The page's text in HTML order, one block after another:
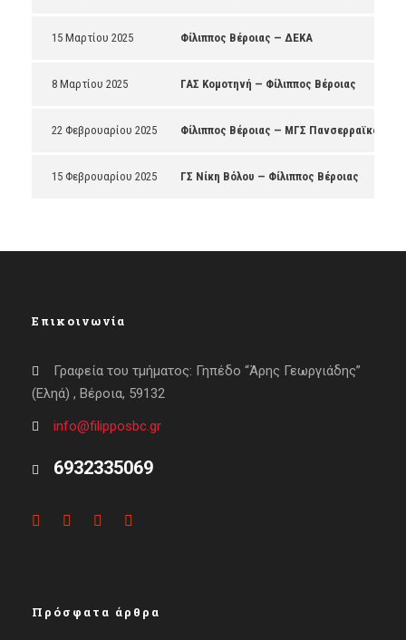
15 Μαρτίου 2025 Φίλιππος Βέροιας — ΔΕΚΑ
8 Μαρτίου 2025 ΓΑΣ Κομοτηνή — Φίλιππος Βέροιας
22 Φεβρουαρίου 2025 Φίλιππος Βέροιας — ΜΓΣ Πανσερραϊκός
15 Φεβρουαρίου 2025 ΓΣ Νίκη Βόλου — Φίλιππος Βέροιας
Επικοινωνία
Γραφεία του τμήματος: Γηπέδο “Άρης Γεωργιάδης”
(Εληά) , Βέροια, 59132
info@filipposbc.gr
6932335069
Πρόσφατα άρθρα